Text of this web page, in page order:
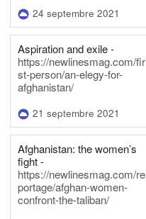
24 septembre 2021
Aspiration and exile -
https://newlinesmag.com/fir
st-person/an-elegy-for-
afghanistan/
21 septembre 2021
Afghanistan: the women’s
fight -
https://newlinesmag.com/re
portage/afghan-women-
confront-the-taliban/